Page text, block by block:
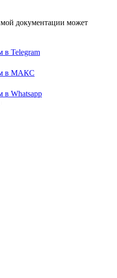
документации может
в Telegram
в МАКС
в Whatsapp